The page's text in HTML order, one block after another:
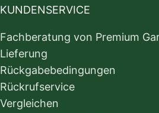
KUNDENSERVICE
Fachberatung von Premium
Lieferung
Rückgabebedingungen
Rückrufservice
Vergleichen